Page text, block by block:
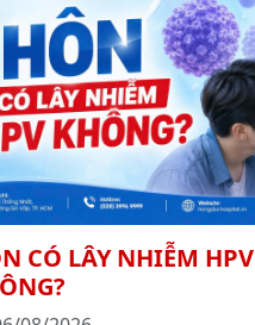
CÓ LÂY NHIỄM HPV